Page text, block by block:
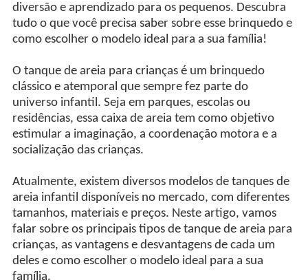
diversão e aprendizado para os pequenos. Descubra
tudo o que você precisa saber sobre esse brinquedo e
como escolher o modelo ideal para a sua família!
O tanque de areia para crianças é um brinquedo
clássico e atemporal que sempre fez parte do
universo infantil. Seja em parques, escolas ou
residências, essa caixa de areia tem como objetivo
estimular a imaginação, a coordenação motora e a
socialização das crianças.
Atualmente, existem diversos modelos de tanques de
areia infantil disponíveis no mercado, com diferentes
tamanhos, materiais e preços. Neste artigo, vamos
falar sobre os principais tipos de tanque de areia para
crianças, as vantagens e desvantagens de cada um
deles e como escolher o modelo ideal para a sua
família.